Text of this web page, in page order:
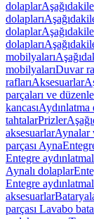
dolaplar
dolapları
dolaplar
dolapları
mobilyaları
mobilyalarıDuvar
raflarıAksesuarlar
parçaları ve
kancasıAydınlatma
tahtalarPrizler
aksesuarlarAynalar
parçası Ayna
Entegre
Aynalı dolaplar
Entegre
aksesuarlar
parçası Lavabo